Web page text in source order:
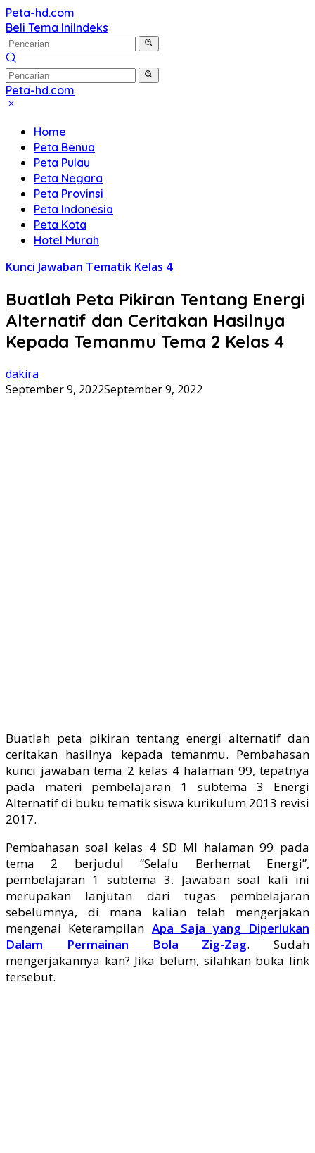
Langsung
ke
konten
Peta-hd.com
Kumpulan
Gambar
Peta
HD
Beli Tema IniIndeks
Peta-hd.com
Kumpulan
Peta
HD
Home
Peta Benua
Peta Pulau
Peta Negara
Peta Provinsi
Peta Indonesia
Peta Kota
Hotel Murah
Kunci Jawaban Tematik Kelas 4
Buatlah Peta Pikiran Tentang Energi
Alternatif dan Ceritakan Hasilnya
Kepada Temanmu Tema 2 Kelas 4
dakira
September 9, 2022September 9, 2022
Buatlah peta pikiran tentang energi alternatif dan
ceritakan hasilnya kepada temanmu. Pembahasan
kunci jawaban tema 2 kelas 4 halaman 99, tepatnya
pada materi pembelajaran 1 subtema 3 Energi
Alternatif di buku tematik siswa kurikulum 2013 revisi
2017.
Pembahasan soal kelas 4 SD MI halaman 99 pada
tema 2 berjudul “Selalu Berhemat Energi”,
pembelajaran 1 subtema 3. Jawaban soal kali ini
merupakan lanjutan dari tugas pembelajaran
sebelumnya, di mana kalian telah mengerjakan
mengenai Keterampilan Apa Saja yang Diperlukan
Dalam Permainan Bola Zig-Zag. Sudah
mengerjakannya kan? Jika belum, silahkan buka link
tersebut.